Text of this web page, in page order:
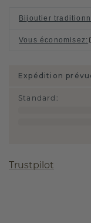
Bijoutier
Vous économisez:
Expédition
Standard :
Trustpilot